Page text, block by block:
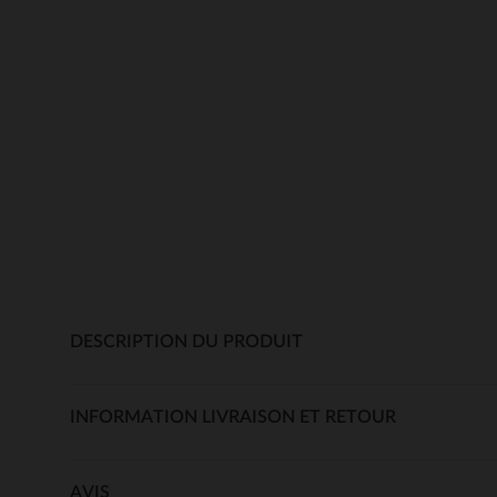
DESCRIPTION DU PRODUIT
INFORMATION LIVRAISON ET RETOUR
AVIS